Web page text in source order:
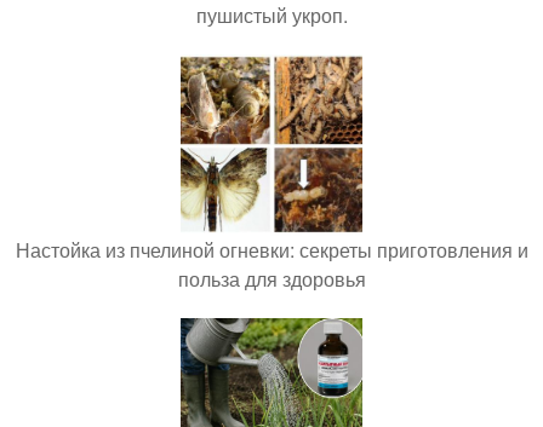
пушистый укроп.
Настойка из пчелиной огневки: секреты приготовления и
польза для здоровья